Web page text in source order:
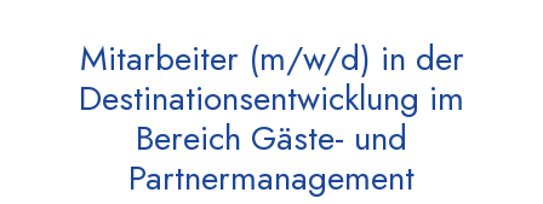
Mitarbeiter (m/w/d) in der
Destinationsentwicklung im
Bereich Gäste- und
Partnermanagement